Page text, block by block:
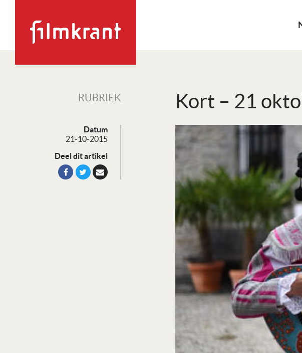
RUBRIEK Kort – 21
Datum
21-10-2015
Deel dit artikel